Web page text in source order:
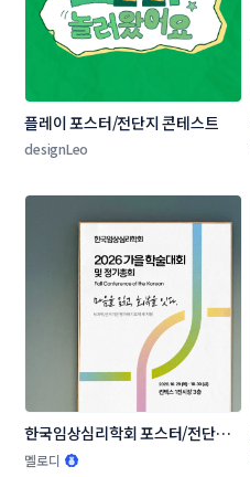
플레이 포스터/전단지 콘테스트
designLeo
한국임상심리학회 포스터/전단지
콘테스트
멜로디